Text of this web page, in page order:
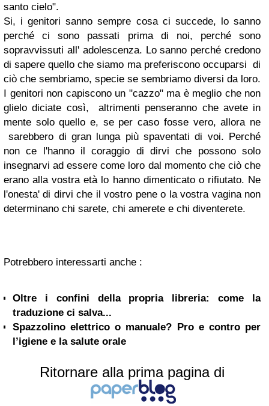
santo cielo".
Si, i genitori sanno sempre cosa ci succede, lo sanno
perché ci sono passati prima di noi, perché sono
sopravvissuti all' adolescenza. Lo sanno perché credono
di sapere quello che siamo ma preferiscono occuparsi di
ciò che sembriamo, specie se sembriamo diversi da loro.
I genitori non capiscono un "cazzo" ma è meglio che non
glielo diciate così, altrimenti penseranno che avete in
mente solo quello e, se per caso fosse vero, allora ne
sarebbero di gran lunga più spaventati di voi. Perché
non ce l'hanno il coraggio di dirvi che possono solo
insegnarvi ad essere come loro dal momento che ciò che
erano alla vostra età lo hanno dimenticato o rifiutato. Ne
l'onesta' di dirvi che il vostro pene o la vostra vagina non
determinano chi sarete, chi amerete e chi diventerete.
Potrebbero interessarti anche :
Oltre i confini della propria libreria: come la
traduzione ci salva...
Spazzolino elettrico o manuale? Pro e contro per
l’igiene e la salute orale
Ritornare alla prima pagina di